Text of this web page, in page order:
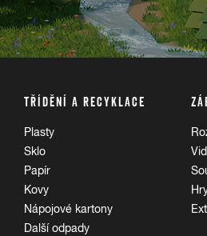
TŘÍDĚNÍ A RECYKLACE
Plasty
Sklo
Papír
Kovy
Nápojové kartony
Další odpady